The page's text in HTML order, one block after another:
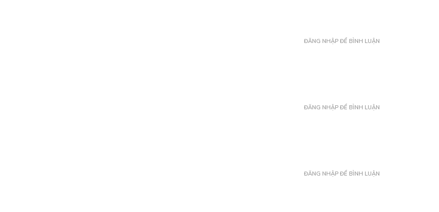
ĐĂNG NHẬP ĐỂ BÌNH LUẬN
ĐĂNG NHẬP ĐỂ BÌNH LUẬN
ĐĂNG NHẬP ĐỂ BÌNH LUẬN